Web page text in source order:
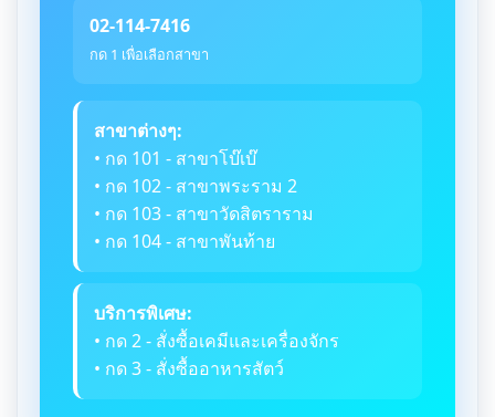
02-114-7416
กด 1 เพื่อเลือกสาขา
สาขาต่างๆ:
• กด 101 - สาขาโบ๊เบ๊
• กด 102 - สาขาพระราม 2
• กด 103 - สาขาวัดสิตราราม
• กด 104 - สาขาพันท้าย
บริการพิเศษ:
• กด 2 - สั่งซื้อเคมีและเครื่องจักร
• กด 3 - สั่งซื้ออาหารสัตว์